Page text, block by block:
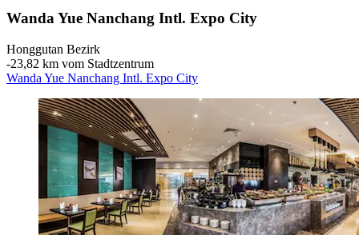
Wanda Yue Nanchang Intl. Expo City
Honggutan Bezirk
‐23,82 km vom Stadtzentrum
Wanda Yue Nanchang Intl. Expo City